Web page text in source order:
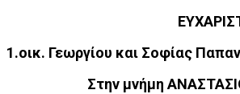
1.οικ. Γεωργίου και
Στην μνήμη ΑΝΑΣΤΑΣΙΟΥ